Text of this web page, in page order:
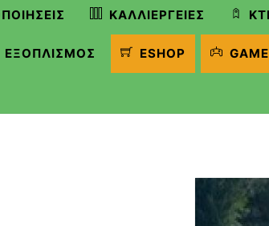
ΚΑΛΛΙΈΡΓΕΙΕΣ
ΕΞΟΠΛΙΣΜΌΣ ESHOP